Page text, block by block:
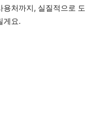
처까지, 실질적으로 도
게요.